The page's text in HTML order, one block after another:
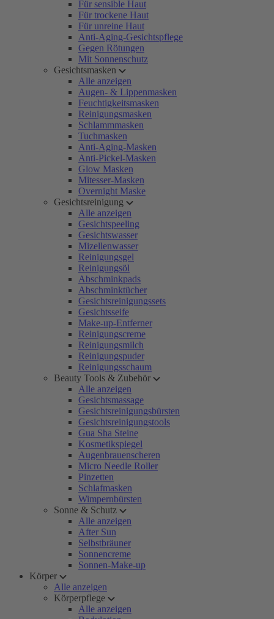
Für sensible Haut
Für trockene Haut
Für unreine Haut
Anti-Aging-Gesichtspflege
Gegen Rötungen
Mit Sonnenschutz
Gesichtsmasken
Alle anzeigen
Augen- & Lippenmasken
Feuchtigkeitsmasken
Reinigungsmasken
Schlammmasken
Tuchmasken
Anti-Aging-Masken
Anti-Pickel-Masken
Glow Masken
Mitesser-Masken
Overnight Maske
Gesichtsreinigung
Alle anzeigen
Gesichtspeeling
Gesichtswasser
Mizellenwasser
Reinigungsgel
Reinigungsöl
Abschminkpads
Abschminktücher
Gesichtsreinigungssets
Gesichtsseife
Make-up-Entferner
Reinigungscreme
Reinigungsmilch
Reinigungspuder
Reinigungsschaum
Beauty Tools & Zubehör
Alle anzeigen
Gesichtsmassage
Gesichtsreinigungsbürsten
Gesichtsreinigungstools
Gua Sha Steine
Kosmetikspiegel
Augenbrauenscheren
Micro Needle Roller
Pinzetten
Schlafmasken
Wimpernbürsten
Sonne & Schutz
Alle anzeigen
After Sun
Selbstbräuner
Sonnencreme
Sonnen-Make-up
Körper
Alle anzeigen
Körperpflege
Alle anzeigen